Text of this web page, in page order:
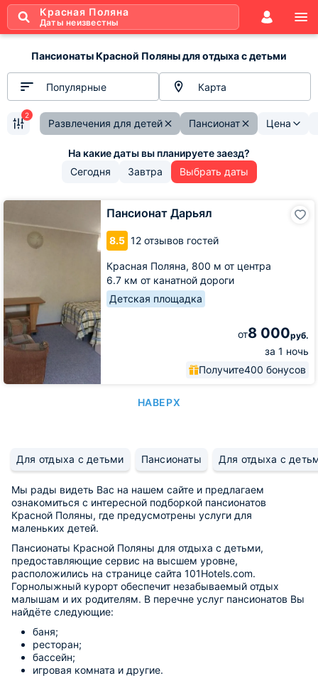
Красная Поляна
Даты неизвестны
Пансионаты Красной Поляны для отдыха с детьми
Популярные Карта
Развлечения для детей Пансионат Цена
2
Сегодня Завтра Выбрать даты
Пансионат Дарьял
8.5 12 отзывов гостей
Красная Поляна, 800 м от центра
6.7 км от канатной дороги
Детская площадка
от8 000руб.
за 1 ночь
Получите400 бонусов
Пансионат
Дарьял
НАВЕРХ
Для отдыха с детьми Пансионаты Для отдыха с
Мы рады видеть Вас на нашем сайте и предлагаем
ознакомиться с интересной подборкой пансионатов
Красной Поляны, где предусмотрены услуги для
маленьких детей.
Пансионаты Красной Поляны для отдыха с детьми,
предоставляющие сервис на высшем уровне,
расположились на странице сайта 101Hotels.com.
Горнолыжный курорт обеспечит незабываемый отдых
малышам и их родителям. В перечне услуг пансионатов Вы
найдёте следующие:
баня;
ресторан;
бассейн;
игровая комната и другие.